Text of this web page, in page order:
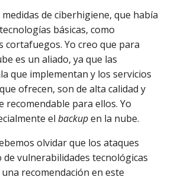
de ciberhigiene, que había
básicas, como
cortafuegos. Yo creo que para
es un aliado, ya que las
que implementan y los servicios
ofrecen, son de alta calidad y
recomendable para ellos. Yo
el backupen la nube.
olvidar que los ataques
de vulnerabilidades tecnológicas
recomendación en este